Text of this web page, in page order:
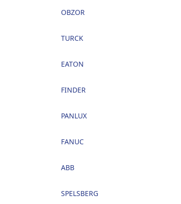
OBZOR
TURCK
EATON
FINDER
PANLUX
FANUC
ABB
SPELSBERG